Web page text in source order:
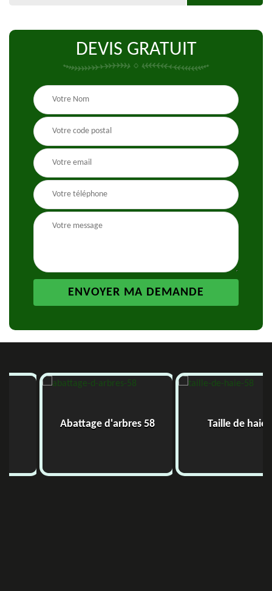
DEVIS GRATUIT
Abattage d'arbres 58 Taille de haie